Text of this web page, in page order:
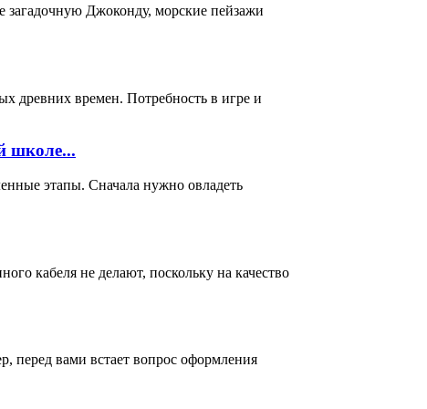
Джоконду, морские пейзажи
древних времен. Потребность в игре и
школе...
этапы. Сначала нужно овладеть
кабеля не делают, поскольку на качество
перед вами встает вопрос оформления